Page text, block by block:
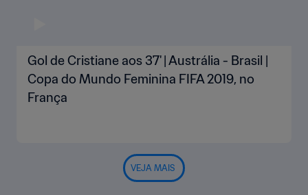
Gol de Cristiane aos 37' | Austrália - Brasil |
Copa do Mundo Feminina FIFA 2019, no
França
VEJA MAIS